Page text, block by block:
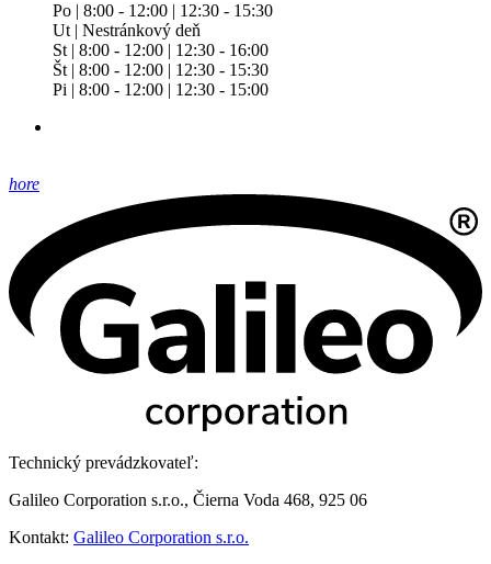
Po | 8:00 - 12:00 | 12:30 - 15:30
Ut | Nestránkový deň
St | 8:00 - 12:00 | 12:30 - 16:00
Št | 8:00 - 12:00 | 12:30 - 15:30
Pi | 8:00 - 12:00 | 12:30 - 15:00
hore
Technický prevádzkovateľ:
Galileo Corporation s.r.o., Čierna Voda 468, 925 06
Kontakt: Galileo Corporation s.r.o.